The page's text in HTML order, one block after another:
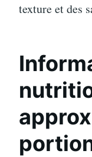
texture et des